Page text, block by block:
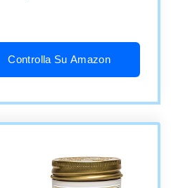
Controlla Su Amazon